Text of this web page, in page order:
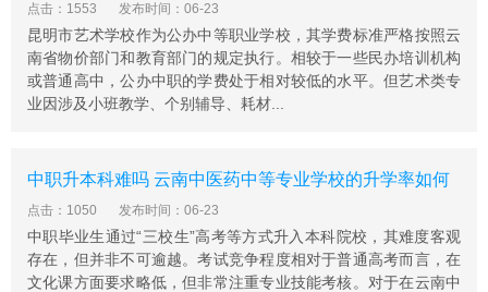
点击：1553 发布时间：06-23
昆明市艺术学校作为公办中等职业学校，其学费标准严格按照云
南省物价部门和教育部门的规定执行。相较于一些民办培训机构
或普通高中，公办中职的学费处于相对较低的水平。但艺术类专
业因涉及小班教学、个别辅导、耗材...
中职升本科难吗 云南中医药中等专业学校的升学率如何
点击：1050 发布时间：06-23
中职毕业生通过“三校生”高考等方式升入本科院校，其难度客观
存在，但并非不可逾越。考试竞争程度相对于普通高考而言，在
文化课方面要求略低，但非常注重专业技能考核。对于在云南中